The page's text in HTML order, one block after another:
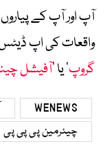
آپ اور آپ کے
واقعات کی اپ ڈیٹس
گروپ‘ یا ’آفیشل
WENEWS
چیئرمین پی پی پی